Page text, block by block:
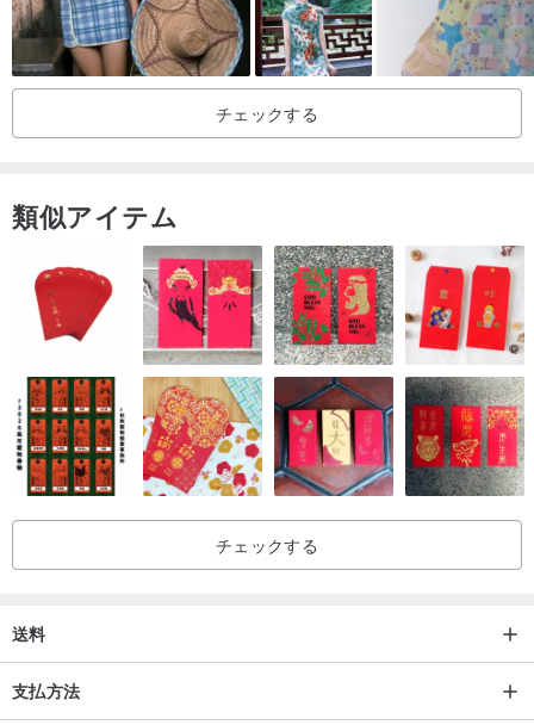
*購読する前にデザインフォーラム取引方針をお読みください
*インターネットストアはカスタマーサービスを提供していません
*ご注文の前にサイズを確認する前に古代人の定義を理解してくださ
りください。
*商品は古代の風味を損なうことなく選別されていますので、添え字
は必ずご安心ください。
*製品の色各コンピューターの画面の色の違いにより、一部の色の違
いを受け入れたり、新しい製品を要求することは不可能です。
チェックする
類似アイテム
チェックする
送料
支払方法